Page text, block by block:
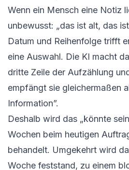
Wenn ein Mensch eine Notiz
unbewusst: „das ist alt, das
Datum und Reihenfolge trifft
eine Auswahl. Die KI macht
dritte Zeile der Aufzählung
empfängt sie gleichermaßen
Information”.
Deshalb wird das „könnte
Wochen beim heutigen
behandelt. Umgekehrt wird
Woche feststand, zu einem